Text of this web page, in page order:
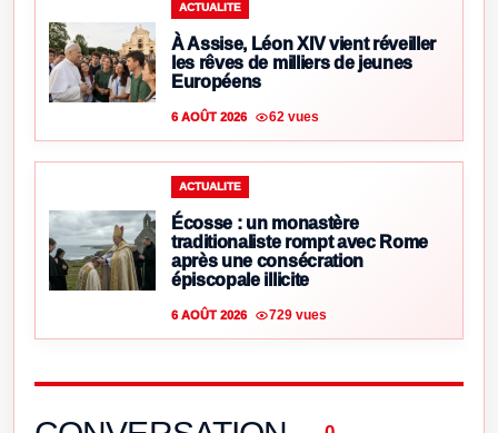
ACTUALITE
À Assise, Léon XIV vient réveiller
les rêves de milliers de jeunes
Européens
6 AOÛT 2026 62 vues
ACTUALITE
Écosse : un monastère
traditionaliste rompt avec Rome
après une consécration
épiscopale illicite
6 AOÛT 2026 729 vues